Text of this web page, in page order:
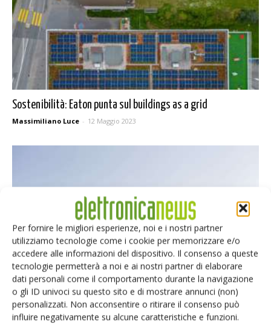
Per fornire le migliori esperienze, noi e i nostri partner
utilizziamo tecnologie come i cookie per memorizzare e/o
accedere alle informazioni del dispositivo. Il consenso a queste
tecnologie permetterà a noi e ai nostri partner di elaborare
dati personali come il comportamento durante la navigazione
o gli ID univoci su questo sito e di mostrare annunci (non)
personalizzati. Non acconsentire o ritirare il consenso può
influire negativamente su alcune caratteristiche e funzioni.
Sostenibilità: Eaton punta sul buildings as a grid
Massimiliano Luce - 12 Maggio 2023
Parchi solari: Sunotec raggiunge 2,3 GWp
Massimiliano Luce